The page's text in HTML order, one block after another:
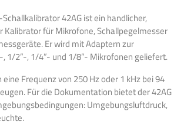
42AG ist ein handlicher,
für Mikrofone, Schallpegelmesser
Er wird mit Adaptern zur
, 1/2”-, 1/4”- und 1/8”- Mikrofonen geliefert.
Frequenz von 250 Hz oder 1 kHz bei 94
Für die Dokumentation bietet der 42AG
Umgebungsluftdruck,